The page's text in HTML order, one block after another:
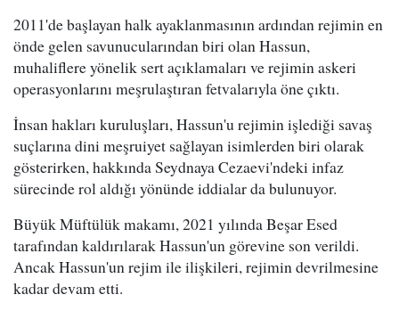
2011'de başlayan halk ayaklanmasının ardından rejimin en
önde gelen savunucularından biri olan Hassun,
muhaliflere yönelik sert açıklamaları ve rejimin askeri
operasyonlarını meşrulaştıran fetvalarıyla öne çıktı.
İnsan hakları kuruluşları, Hassun'u rejimin işlediği savaş
suçlarına dini meşruiyet sağlayan isimlerden biri olarak
gösterirken, hakkında Seydnaya Cezaevi'ndeki infaz
sürecinde rol aldığı yönünde iddialar da bulunuyor.
Büyük Müftülük makamı, 2021 yılında Beşar Esed
tarafından kaldırılarak Hassun'un görevine son verildi.
Ancak Hassun'un rejim ile ilişkileri, rejimin devrilmesine
kadar devam etti.